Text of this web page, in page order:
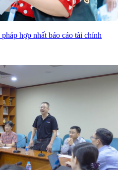
hợp nhất báo cáo tài chính